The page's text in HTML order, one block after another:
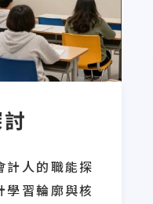
計人的職能探
學習輪廓與核